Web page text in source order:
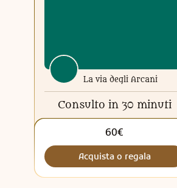
La via degli Arcani
Consulto in 30 minuti
60€
Acquista o regala